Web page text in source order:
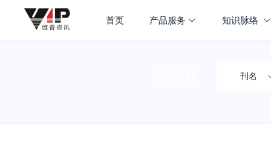
首页 产品服务 知识脉络
刊名